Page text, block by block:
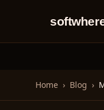
Home › Blog ›